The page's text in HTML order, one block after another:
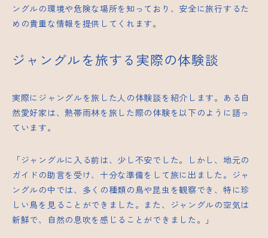
ングルの環境や危険な場所を知っており、安全に旅行するた
めの貴重な情報を提供してくれます。
ジャングルを旅する実際の体験談
実際にジャングルを旅した人の体験談を紹介します。ある自
然愛好家は、熱帯雨林を旅した際の体験を以下のように語っ
ています。
「ジャングルに入る前は、少し不安でした。しかし、地元の
ガイドの助言を受け、十分な準備をして旅に出ました。ジャ
ングルの中では、多くの種類の鳥や昆虫を観察でき、特に珍
しい鳥を見ることができました。また、ジャングルの空気は
新鮮で、自然の息吹を感じることができました。」